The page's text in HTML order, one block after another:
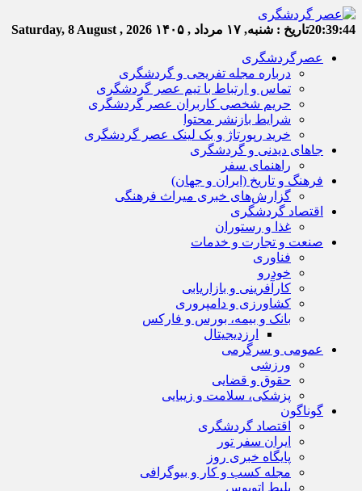
20:39:45تاریخ : شنبه, ۱۷ مرداد , ۱۴۰۵ Saturday, 8 August , 2026
عصرگردشگری
درباره مجله تفریحی و گردشگری
تماس و ارتباط با تیم عصر گردشگری
حریم شخصی کاربران عصر گردشگری
شرایط بازنشر محتوا
خرید رپورتاژ و بک لینک عصر گردشگری
جاهای دیدنی و گردشگری
راهنمای سفر
فرهنگ و تاریخ (ایران و جهان)
گزارش‌های خبری میراث فرهنگی
اقتصاد گردشگری
غذا و رستوران
صنعت و تجارت و خدمات
فناوری
خودرو
کارآفرینی و بازاریابی
کشاورزی و دامپروری
بانک و بیمه، بورس و فارکس
ارزدیجیتال
عمومی و سرگرمی
ورزشی
حقوق و قضایی
پزشکی، سلامت و زیبایی
گوناگون
اقتصاد گردشگری
ایران سفر تور
پایگاه خبری روز
مجله کسب و کار و بیوگرافی
بلیط اتوبوس